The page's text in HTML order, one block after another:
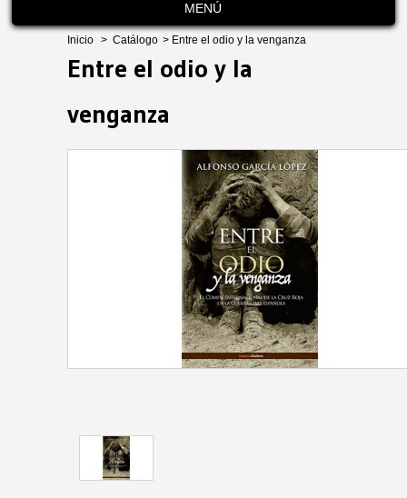
MENÚ
Inicio > Catálogo > Entre el odio y la venganza
Entre el odio y la
venganza